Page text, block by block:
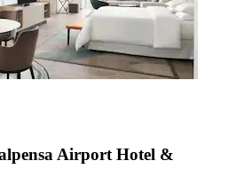
Airport Hotel &